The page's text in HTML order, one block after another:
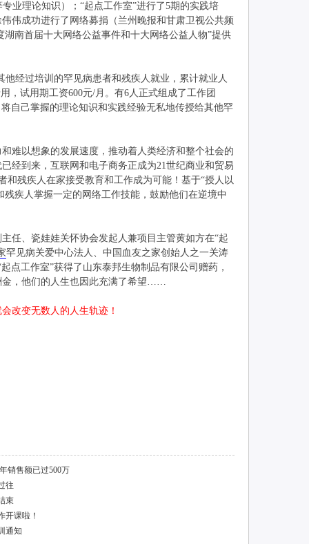
业理论知识）；“起点工作室”进行了5期的实践培
伟成功进行了网络募捐（兰州晚报和甘肃卫视公共频
南首届十大网络公益事件和十大网络公益人物”提供
经过培训的罕见病患者和残疾人就业，累计就业人
，试用期工资600元/月。有6人正式组成了工作团
自己掌握的理论知识和实践经验无私地传授给其他罕
以想象的发展速度，推动着人类经济和整个社会的
经到来，互联网和电子商务正成为21世纪商业和贸易
和残疾人在家接受教育和工作成为可能！基于“授人以
疾人掌握一定的网络工作技能，鼓励他们在逆境中
、瓷娃娃关怀协会发起人兼项目主管黄如方在“起
罕见病关爱中心法人、中国血友之家创始人之一关涛
点工作室”获得了山东泰邦生物制品有限公司赠药，
金，他们的人生也因此充满了希望……
改变无数人的人生轨迹！
销售额已过500万
往
束
开课啦！
通知